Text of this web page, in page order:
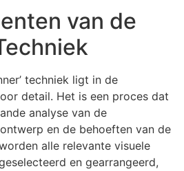
van de
techniek ligt in de
detail. Het is een proces dat
analyse van de
en de behoeften van de
alle relevante visuele
en gearrangeerd,